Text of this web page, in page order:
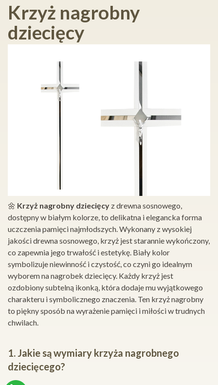
Krzyż nagrobny
dziecięcy
🌼 Krzyż nagrobny dziecięcy z drewna sosnowego,
dostępny w białym kolorze, to delikatna i elegancka forma
uczczenia pamięci najmłodszych. Wykonany z wysokiej
jakości drewna sosnowego, krzyż jest starannie wykończony,
co zapewnia jego trwałość i estetykę. Biały kolor
symbolizuje niewinność i czystość, co czyni go idealnym
wyborem na nagrobek dziecięcy. Każdy krzyż jest
ozdobiony subtelną ikonką, która dodaje mu wyjątkowego
charakteru i symbolicznego znaczenia. Ten krzyż nagrobny
to piękny sposób na wyrażenie pamięci i miłości w trudnych
chwilach.
1. Jakie są wymiary krzyża nagrobnego
dziecięcego?